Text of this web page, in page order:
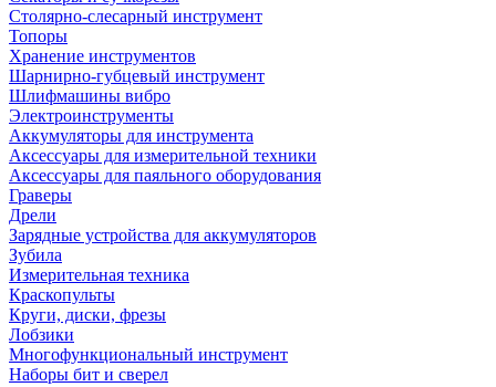
Столярно-слесарный инструмент
Топоры
Хранение инструментов
Шарнирно-губцевый инструмент
Шлифмашины вибро
Электроинструменты
Аккумуляторы для инструмента
Аксессуары для измерительной техники
Аксессуары для паяльного оборудования
Граверы
Дрели
Зарядные устройства для аккумуляторов
Зубила
Измерительная техника
Краскопульты
Круги, диски, фрезы
Лобзики
Многофункциональный инструмент
Наборы бит и сверел